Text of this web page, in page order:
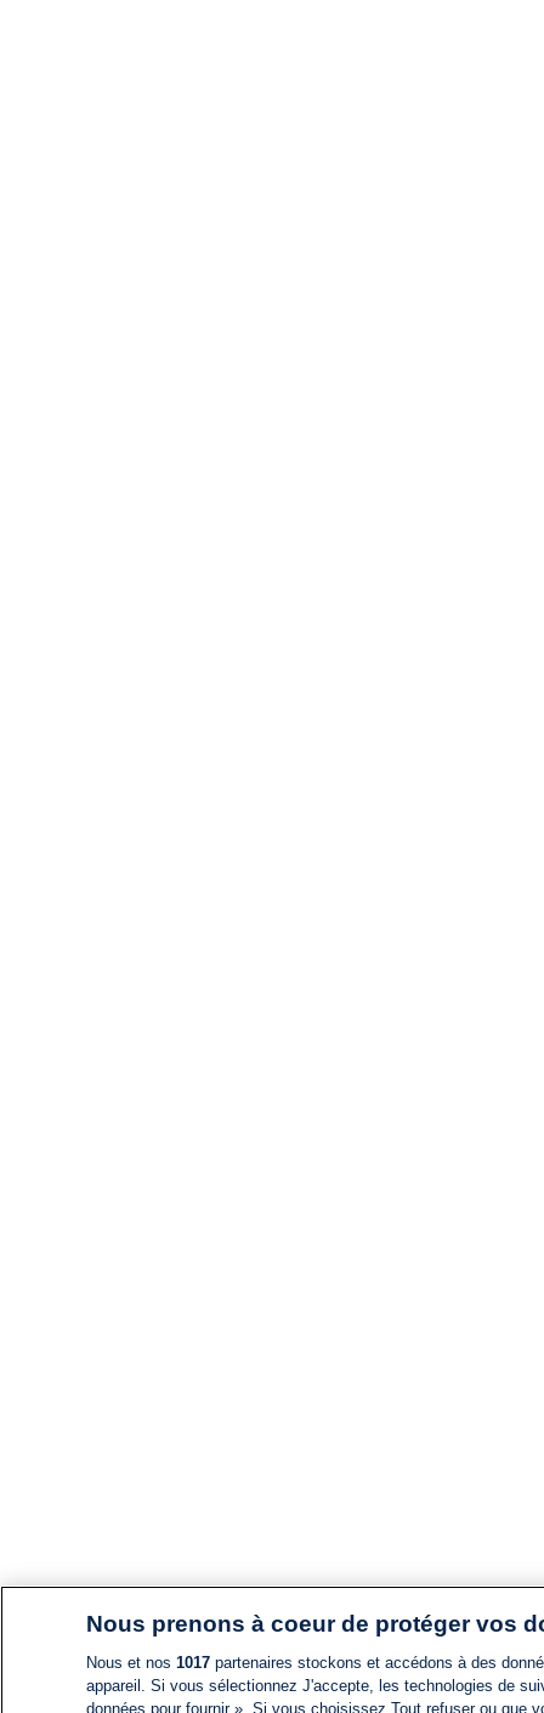
Nous prenons à coeur de protéger vos
Nous et nos 1017partenaires stockons et accédons à des
appareil. Si vous sélectionnez J'accepte, les technologies de
données pour fournir ». Si vous choisissez Tout refuser ou